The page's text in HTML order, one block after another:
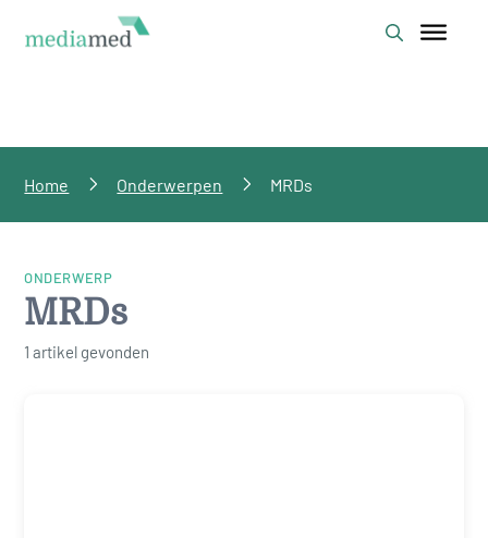
Home Onderwerpen MRDs
ONDERWERP
MRDs
1 artikel gevonden